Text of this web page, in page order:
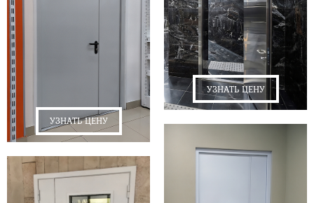
УЗНАТЬ ЦЕНУ
УЗНАТЬ ЦЕНУ